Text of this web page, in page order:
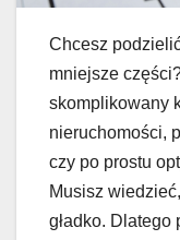
Chcesz
mniejsze
skomplikowany
nieruchomości,
czy po prostu
Musisz
gładko. Dlatego